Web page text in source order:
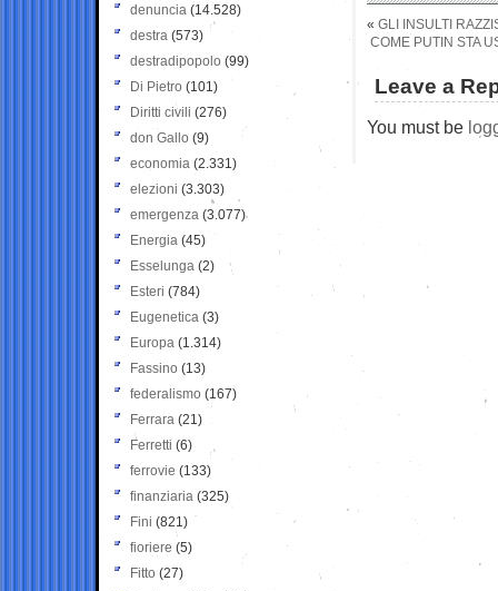
« GLI INSULTI
COME PUTIN STA
Leave a
You must be
denuncia (14.528)
destra (573)
destradipopolo (99)
Di Pietro (101)
Diritti civili (276)
don Gallo (9)
economia (2.331)
elezioni (3.303)
emergenza (3.077)
Energia (45)
Esselunga (2)
Esteri (784)
Eugenetica (3)
Europa (1.314)
Fassino (13)
federalismo (167)
Ferrara (21)
Ferretti (6)
ferrovie (133)
finanziaria (325)
Fini (821)
fioriere (5)
Fitto (27)